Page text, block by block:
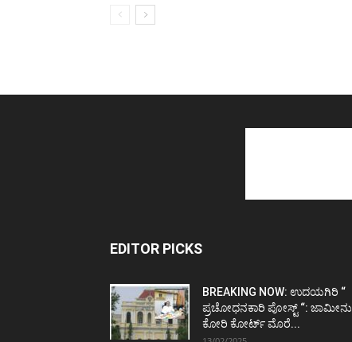
EDITOR PICKS
BREAKING NOW: ಉದಯಗಿರಿ “
ಪ್ರಚೋಧನಕಾರಿ ಪೋಸ್ಟ್‌ “: ಜಾಮೀನು
ಕೋರಿ ಕೋರ್ಟ್‌ ಮೊರೆ...